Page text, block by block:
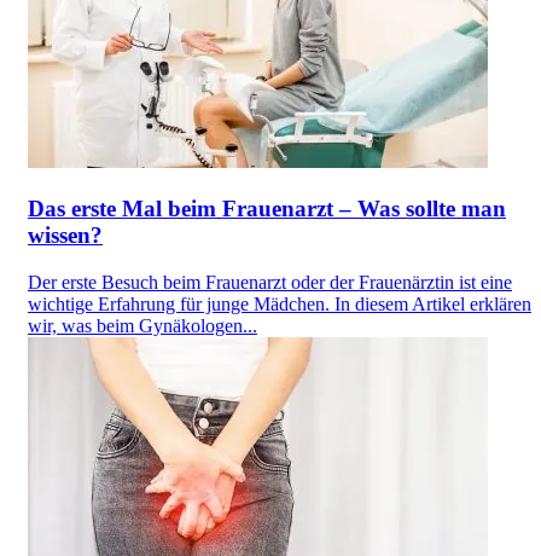
Das erste Mal beim Frauenarzt – Was sollte man
wissen?
Der erste Besuch beim Frauenarzt oder der Frauenärztin ist eine
wichtige Erfahrung für junge Mädchen. In diesem Artikel erklären
wir, was beim Gynäkologen...